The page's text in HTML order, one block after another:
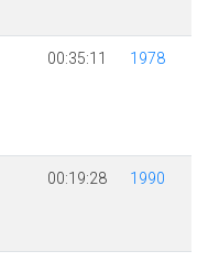
00:35:11 1978
00:19:28 1990